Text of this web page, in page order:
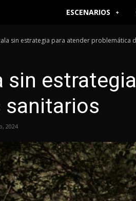
ESCENARIOS
sin estrategia para atender problemática
sin
sanitarios
2024